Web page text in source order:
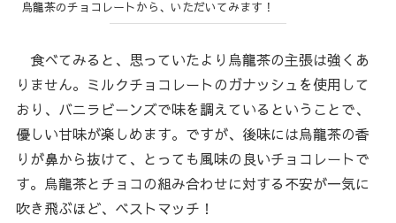
烏龍茶のチョコレートから、いただいてみます！
食べてみると、思っていたより烏龍茶の主張は強くあ
りません。ミルクチョコレートのガナッシュを使用して
おり、バニラビーンズで味を調えているということで、
優しい甘味が楽しめます。ですが、後味には烏龍茶の香
りが鼻から抜けて、とっても風味の良いチョコレートで
す。烏龍茶とチョコの組み合わせに対する不安が一気に
吹き飛ぶほど、ベストマッチ！